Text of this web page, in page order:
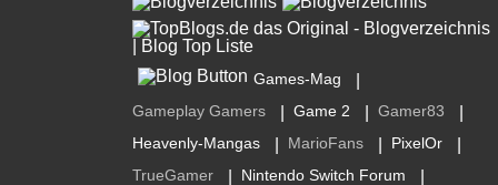
Games-Mag
Gameplay Gamers Game 2 Gamer83
Heavenly-Mangas MarioFans PixelOr
TrueGamer Nintendo Switch Forum